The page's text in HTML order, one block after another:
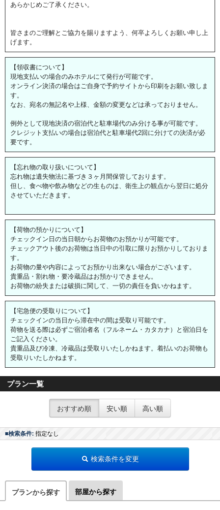
あらかじめご了承ください。
皆さまのご理解とご協力を賜りますよう、何卒よろしくお願い申し上
げます。
【領収書について】
現地支払いの場合のみホテルにて発行が可能です。
オンライン決済の場合はご自身で予約サイトから印刷をお願い致しま
す。
なお、宛名の無記名や上様、金額の変更などは承っておりません。
例外として現地決済の宿泊代と駐車場代のみ分ける事が可能です。
クレジット支払いの場合は宿泊代と駐車場代2回に分けての決済が必
要です。
【忘れ物の取り扱いについて】
忘れ物は遺失物法に基づき３ヶ月間保管しております。
但し、食べ物や飲み物などの生ものは、衛生上の観点から翌日に処分
させていただきます。
【荷物の預かりについて】
チェックイン日の当日朝からお荷物のお預かりが可能です。
チェックアウト後のお荷物は当日中の引取に限りお預かりしておりま
す。
お荷物の量や内容によってお預かり出来ない場合がございます。
貴重品・割れ物・要冷蔵品はお預かりできません。
お荷物の紛失または破損に関して、一切の責任を負いかねます。
【宅急便の受取りについて】
チェックインの当日から滞在中の間は受取り可能です。
荷物を送る際は必ずご宿泊者名（フルネーム・カタカナ）と宿泊日を
ご記入ください。
貴重品及び冷凍、冷蔵品は受取りいたしかねます。着払いのお荷物も
受取りいたしかねます。
プラン一覧
おすすめ順 安い順 高い順
■検索条件: 指定なし
検索条件を変更
プランから探す 部屋から探す